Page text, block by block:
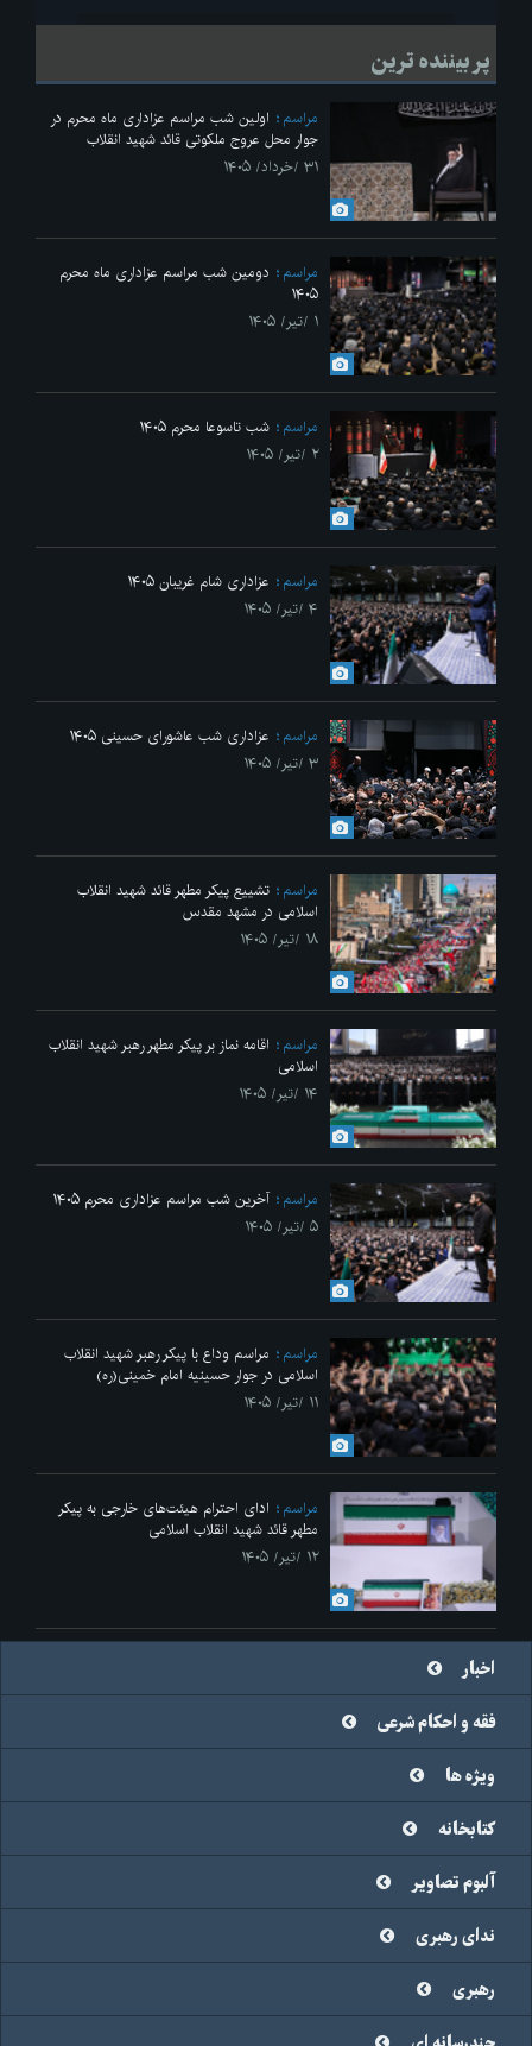
پر بیننده ترین
مراسم
اولین شب مراسم عزاداری ماه محرم در
جوار محل عروج ملکوتی قائد شهید انقلاب
۳۱ /خرداد/ ۱۴۰۵
مراسم
دومین شب مراسم عزاداری ماه محرم
۱۴۰۵
۱ /تیر/ ۱۴۰۵
مراسم
شب تاسوعا محرم ۱۴۰۵
۲ /تیر/ ۱۴۰۵
مراسم
عزاداری شام غریبان ۱۴۰۵
۴ /تیر/ ۱۴۰۵
مراسم
عزاداری شب عاشورای حسینی ۱۴۰۵
۳ /تیر/ ۱۴۰۵
مراسم
تشییع پیکر مطهر قائد شهید انقلاب
اسلامی در مشهد مقدس
۱۸ /تیر/ ۱۴۰۵
مراسم
اقامه نماز بر پیکر مطهر رهبر شهید انقلاب
اسلامی
۱۴ /تیر/ ۱۴۰۵
مراسم
آخرین شب مراسم عزاداری محرم ۱۴۰۵
۵ /تیر/ ۱۴۰۵
مراسم
مراسم وداع با پیکر رهبر شهید انقلاب
اسلامی در جوار حسینیه امام خمینی(ره)
۱۱ /تیر/ ۱۴۰۵
مراسم
ادای احترام هیئت‌های خارجی به پیکر
مطهر قائد شهید انقلاب اسلامی
۱۲ /تیر/ ۱۴۰۵
اخبار
فقه و احکام شرعی
ویژه ها
کتابخانه
آلبوم تصاویر
ندای رهبری
رهبری